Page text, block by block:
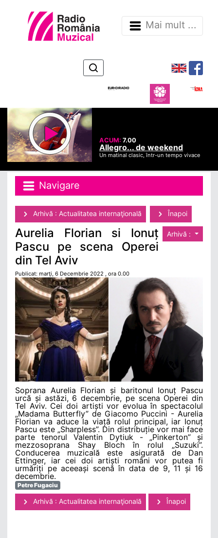
Mai mult ...
ACUM:7.00
Allegro... de weekend
Un matinal clasic, într-un tempo vivace
Navigare
Arhivă : Actualitatea internaţională Înapoi
Arhivă :
Aurelia Florian si Ionuț
Pascu pe scena Operei
din Tel Aviv
Publicat: marţi, 6 Decembrie 2022 , ora 0.00
Soprana Aurelia Florian și baritonul Ionuț Pascu
urcă și astăzi, 6 decembrie, pe scena Operei din
Tel Aviv. Cei doi artiști vor evolua în spectacolul
„Madama Butterfly” de Giacomo Puccini - Aurelia
Florian va aduce la viață rolul principal, iar Ionuț
Pascu este „Sharpless”. Din distribuție vor mai face
parte tenorul Valentin Dytiuk - „Pinkerton” și
mezzosoprana Shay Bloch în rolul „Suzuki”.
Conducerea muzicală este asigurată de Dan
Ettinger, iar cei doi artiști români vor putea fi
urmăriți pe aceeași scenă în data de 9, 11 și 16
decembrie.
Petre Fugaciu
Arhivă : Actualitatea internaţională Înapoi